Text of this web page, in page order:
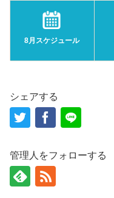
8月スケジュール
シェアする
管理人をフォローする